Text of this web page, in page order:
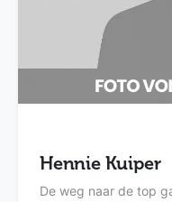
Hennie Kuiper
De weg naar de top